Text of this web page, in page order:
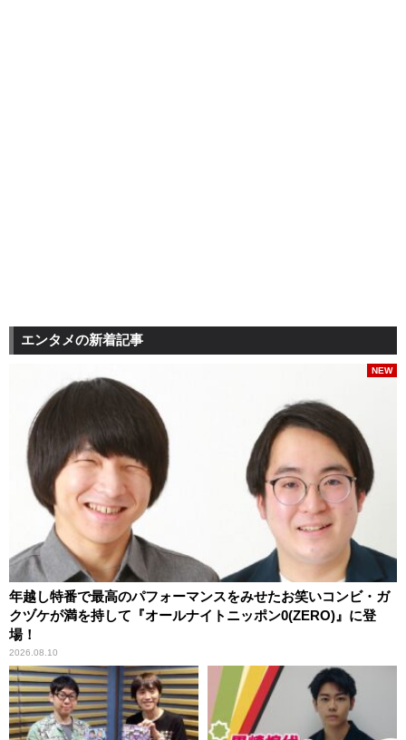
エンタメの新着記事
年越し特番で最高のパフォーマンスをみせたお笑いコンビ・ガ
クヅケが満を持して『オールナイトニッポン0(ZERO)』に登
場！
2026.08.10
NEW